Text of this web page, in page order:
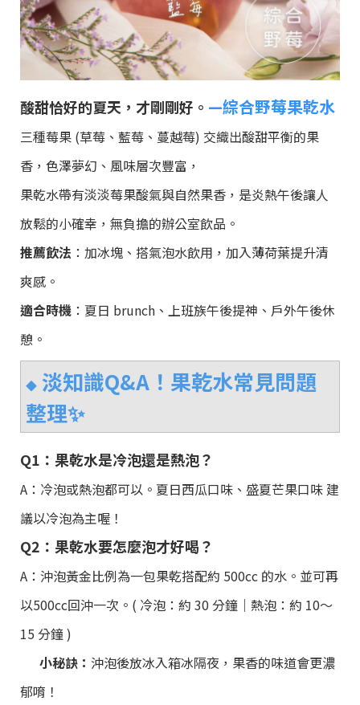
酸甜恰好的夏天，才剛剛好。 —綜合野莓果乾水
三種莓果 (草莓、藍莓、蔓越莓) 交織出酸甜平衡的果
香，色澤夢幻、風味層次豐富，
果乾水帶有淡淡莓果酸氣與自然果香，是炎熱午後讓人
放鬆的小確幸，無負擔的辦公室飲品。
推薦飲法 ：加冰塊、搭氣泡水飲用，加入薄荷葉提升清
爽感。
適合時機 ：夏日 brunch、上班族午後提神、戶外午後休
憩。
◆淡知識Q&A！果乾水常見問題
整理✨
Q1：果乾水是冷泡還是熱泡？
A：冷泡或熱泡都可以。夏日西瓜口味、盛夏芒果口味 建
議以冷泡為主喔！
Q2：果乾水要怎麼泡才好喝？
A：沖泡黃金比例為一包果乾搭配約 500cc 的水。並可再
以500cc回沖一次。( 冷泡：約 30 分鐘｜熱泡：約 10～
15 分鐘 )
小秘訣： 沖泡後放冰入箱冰隔夜，果香的味道會更濃
郁唷！